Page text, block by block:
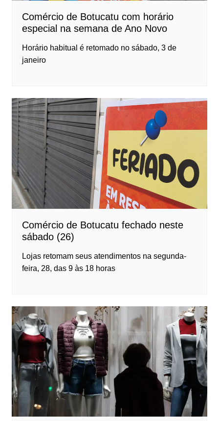
Comércio de Botucatu com horário
especial na semana de Ano Novo
Horário habitual é retomado no sábado, 3 de
janeiro
Comércio de Botucatu fechado neste
sábado (26)
Lojas retomam seus atendimentos na segunda-
feira, 28, das 9 às 18 horas